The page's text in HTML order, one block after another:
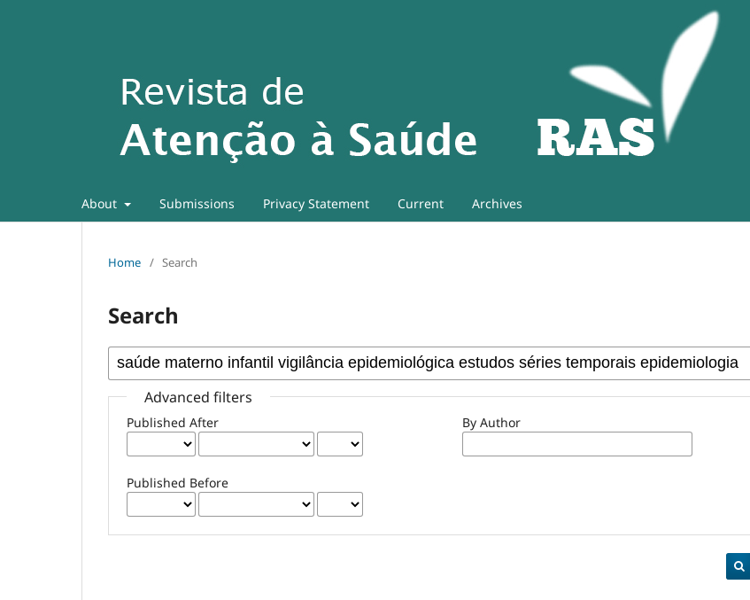
About Submissions Privacy Statement Current Archives
Home / Search
Search
Advanced filters
Published After
Published Before
By Author